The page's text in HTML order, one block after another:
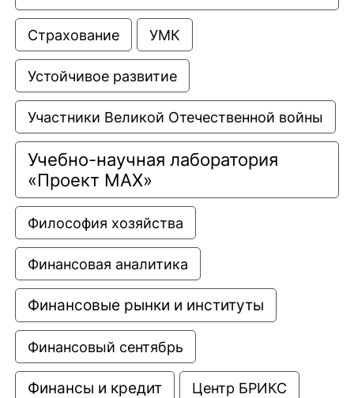
Страхование УМК
Устойчивое развитие
Участники Великой Отечественной войны
Учебно-научная лаборатория
«Проект МАХ»
Философия хозяйства
Финансовая аналитика
Финансовые рынки и институты
Финансовый сентябрь
Финансы и кредит Центр БРИКС